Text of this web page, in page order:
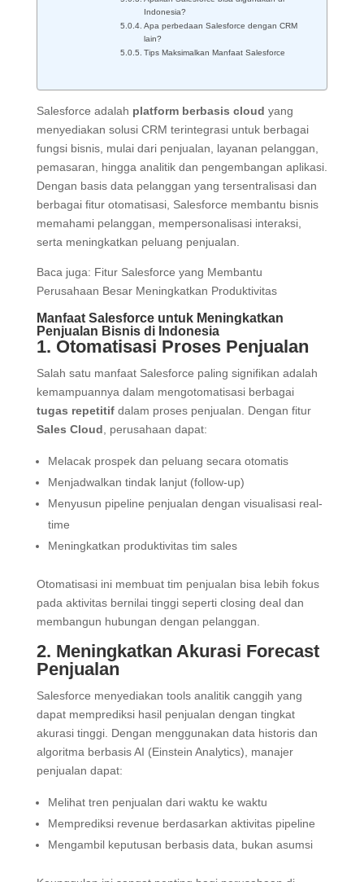
Indonesia?
Apa perbedaan Salesforce dengan CRM
lain?
Tips Maksimalkan Manfaat Salesforce
Salesforce adalah platform berbasis cloud yang
menyediakan solusi CRM terintegrasi untuk berbagai
fungsi bisnis, mulai dari penjualan, layanan pelanggan,
pemasaran, hingga analitik dan pengembangan aplikasi.
Dengan basis data pelanggan yang tersentralisasi dan
berbagai fitur otomatisasi, Salesforce membantu bisnis
memahami pelanggan, mempersonalisasi interaksi,
serta meningkatkan peluang penjualan.
Baca juga: Fitur Salesforce yang Membantu
Perusahaan Besar Meningkatkan Produktivitas
Manfaat Salesforce untuk Meningkatkan
Penjualan Bisnis di Indonesia
1. Otomatisasi Proses Penjualan
Salah satu manfaat Salesforce paling signifikan adalah
kemampuannya dalam mengotomatisasi berbagai
tugas repetitifdalam proses penjualan. Dengan fitur
Sales Cloud , perusahaan dapat:
Melacak prospek dan peluang secara otomatis
Menjadwalkan tindak lanjut (follow-up)
Menyusun pipeline penjualan dengan visualisasi real-
time
Meningkatkan produktivitas tim sales
Otomatisasi ini membuat tim penjualan bisa lebih fokus
pada aktivitas bernilai tinggi seperti closing deal dan
membangun hubungan dengan pelanggan.
2. Meningkatkan Akurasi Forecast
Penjualan
Salesforce menyediakan tools analitik canggih yang
dapat memprediksi hasil penjualan dengan tingkat
akurasi tinggi. Dengan menggunakan data historis dan
algoritma berbasis AI (Einstein Analytics), manajer
penjualan dapat:
Melihat tren penjualan dari waktu ke waktu
Memprediksi revenue berdasarkan aktivitas pipeline
Mengambil keputusan berbasis data, bukan asumsi